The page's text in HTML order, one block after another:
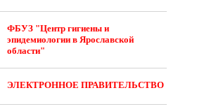
ФБУЗ "Центр гигиены и
эпидемиологии в Ярославской
области"
ЭЛЕКТРОННОЕ ПРАВИТЕЛЬСТВО